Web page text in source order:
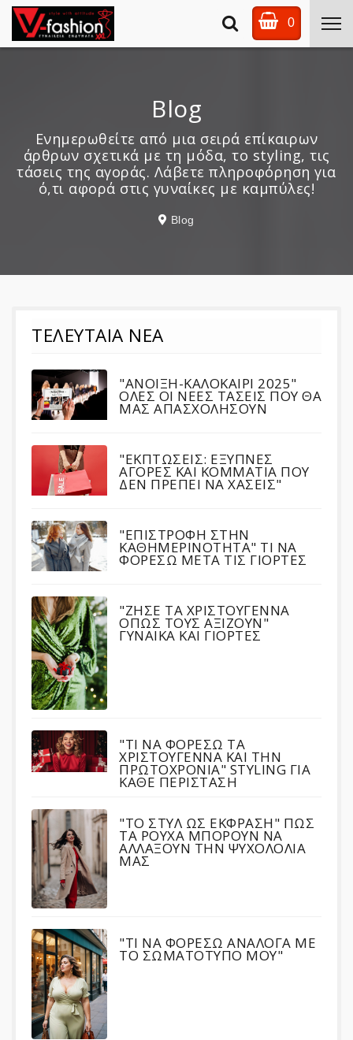
0
Blog
Ενημερωθείτε από μια σειρά επίκαιρων
άρθρων σχετικά με τη μόδα, το styling, τις
τάσεις της αγοράς. Λάβετε πληροφόρηση για
ό,τι αφορά στις γυναίκες με καμπύλες!
Blog
ΤΕΛΕΥΤΑΙΑ ΝΕΑ
"ΑΝΟΙΞΗ-ΚΑΛΟΚΑΙΡΙ 2025"
ΟΛΕΣ ΟΙ ΝΕΕΣ ΤΑΣΕΙΣ ΠΟΥ ΘΑ
ΜΑΣ ΑΠΑΣΧΟΛΗΣΟΥΝ
"ΕΚΠΤΩΣΕΙΣ: ΕΞΥΠΝΕΣ
ΑΓΟΡΕΣ ΚΑΙ ΚΟΜΜΑΤΙΑ ΠΟΥ
ΔΕΝ ΠΡΕΠΕΙ ΝΑ ΧΑΣΕΙΣ"
"ΕΠΙΣΤΡΟΦΗ ΣΤΗΝ
ΚΑΘΗΜΕΡΙΝΟΤΗΤΑ" ΤΙ ΝΑ
ΦΟΡΕΣΩ ΜΕΤΑ ΤΙΣ ΓΙΟΡΤΕΣ
"ΖΗΣΕ ΤΑ ΧΡΙΣΤΟΥΓΕΝΝΑ
ΟΠΩΣ ΤΟΥΣ ΑΞΙΖΟΥΝ"
ΓΥΝΑΙΚΑ ΚΑΙ ΓΙΟΡΤΕΣ
"ΤΙ ΝΑ ΦΟΡΕΣΩ ΤΑ
ΧΡΙΣΤΟΥΓΕΝΝΑ ΚΑΙ ΤΗΝ
ΠΡΩΤΟΧΡΟΝΙΑ" STYLING ΓΙΑ
ΚΑΘΕ ΠΕΡΙΣΤΑΣΗ
"ΤΟ ΣΤΥΛ ΩΣ ΕΚΦΡΑΣΗ" ΠΩΣ
ΤΑ ΡΟΥΧΑ ΜΠΟΡΟΥΝ ΝΑ
ΑΛΛΑΞΟΥΝ ΤΗΝ ΨΥΧΟΛΟΛΙΑ
ΜΑΣ
"ΤΙ ΝΑ ΦΟΡΕΣΩ ΑΝΑΛΟΓΑ ΜΕ
ΤΟ ΣΩΜΑΤΟΤΥΠΟ ΜΟΥ"